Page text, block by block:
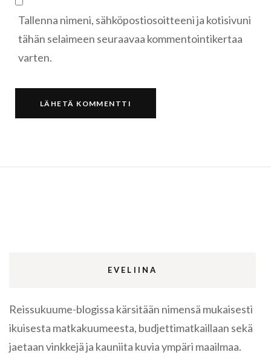
Tallenna nimeni, sähköpostiosoitteeni ja kotisivuni
tähän selaimeen seuraavaa kommentointikertaa
varten.
EVELIINA
Reissukuume-blogissa kärsitään nimensä mukaisesti
ikuisesta matkakuumeesta, budjettimatkaillaan sekä
jaetaan vinkkejä ja kauniita kuvia ympäri maailmaa.